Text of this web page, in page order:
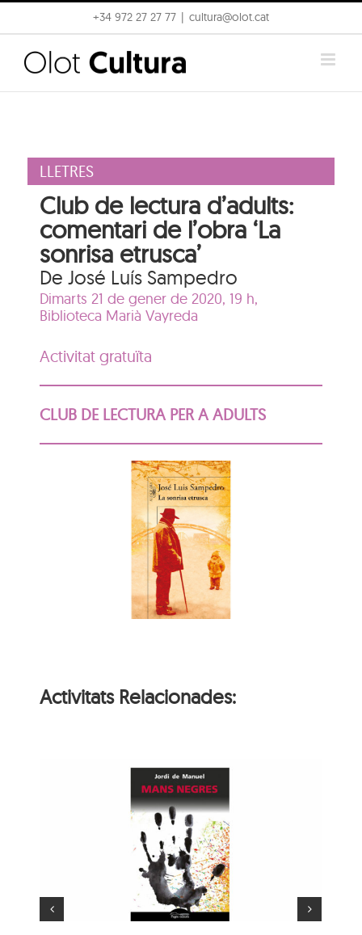
to
content
+34 972 27 27 77 cultura@olot.cat
LLETRES
Club de lectura d’adults:
comentari de l’obra ‘La
sonrisa etrusca’
De José Luís Sampedro
Dimarts 21 de gener de 2020, 19 h,
Biblioteca Marià Vayreda
Activitat gratuïta
CLUB DE LECTURA PER A ADULTS
Activitats Relacionades:
Hora del conte: Deu
princesetes